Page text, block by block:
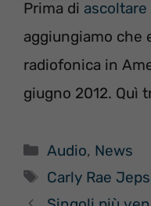
Prima di ascoltare
aggiungiamo che
radiofonica in
giugno 2012. Quì
Categorie
Audio, News
Tag
Carly Rae